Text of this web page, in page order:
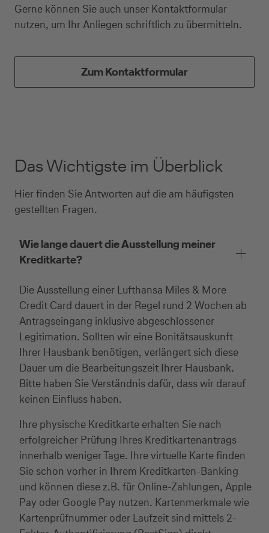
Gerne können Sie auch unser Kontaktformular
nutzen, um Ihr Anliegen schriftlich zu übermitteln.
Zum Kontaktformular
Das Wichtigste im Überblick
Hier finden Sie Antworten auf die am häufigsten
gestellten Fragen.
Wie lange dauert die Ausstellung meiner
Kreditkarte?
Die Ausstellung einer Lufthansa Miles & More
Credit Card dauert in der Regel rund 2 Wochen ab
Antragseingang inklusive abgeschlossener
Legitimation. Sollten wir eine Bonitätsauskunft
Ihrer Hausbank benötigen, verlängert sich diese
Dauer um die Bearbeitungszeit Ihrer Hausbank.
Bitte haben Sie Verständnis dafür, dass wir darauf
keinen Einfluss haben.
Ihre physische Kreditkarte erhalten Sie nach
erfolgreicher Prüfung Ihres Kreditkartenantrags
innerhalb weniger Tage. Ihre virtuelle Karte finden
Sie schon vorher in Ihrem Kreditkarten-Banking
und können diese z.B. für Online-Zahlungen, Apple
Pay oder Google Pay nutzen. Kartenmerkmale wie
Kartenprüfnummer oder Laufzeit sind mittels 2-